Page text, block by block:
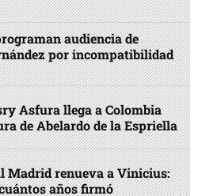
audiencia de
por incompatibilidad
Asfura llega a Colombia
de Abelardo de la Espriella
Madrid renueva a Vinicius:
años firmó